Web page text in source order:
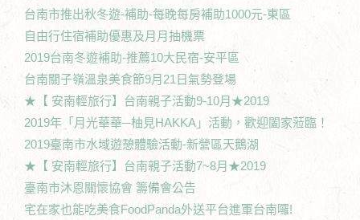
台南市推出秋冬遊-補助-每晚每房補助1000元-東區
自由行住宿補助優惠及月月抽機票
2019台南冬遊補助-推薦10大民宿-安平區
台南關子嶺溫泉美食節9月21日氣勢登場
★【 安南輕旅行】台南親子活動9-10月★2019
2019年「月光華華─柚見HAKKA」活動，歡迎闔家蒞臨！
2019臺南市水域遊憩體驗活動-新營區天鵝湖
★【 安南輕旅行】台南親子活動7~8月★2019
臺南市沐恩關懷協會 籌備會公告
宅在家也能吃美食FoodPanda外送平台進軍台南囉!